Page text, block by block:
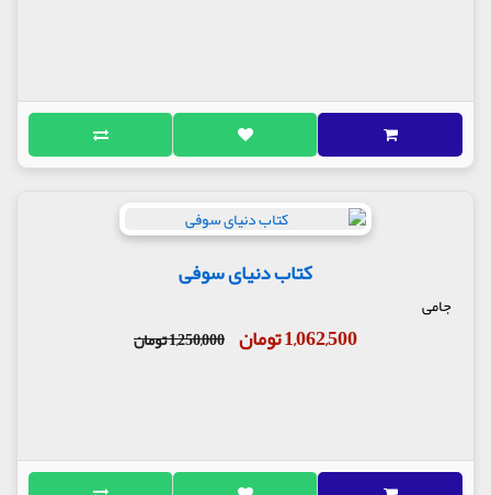
کتاب دنیای سوفی
جامی
1,062,500 تومان 1,250,000 تومان